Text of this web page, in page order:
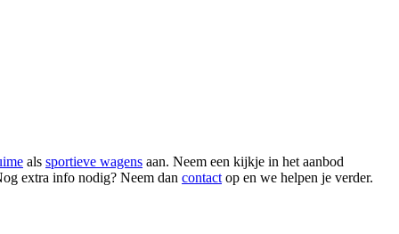
als sportieve wagens aan. Neem een kijkje in het aanbod
extra info nodig? Neem dan contact op en we helpen je verder.